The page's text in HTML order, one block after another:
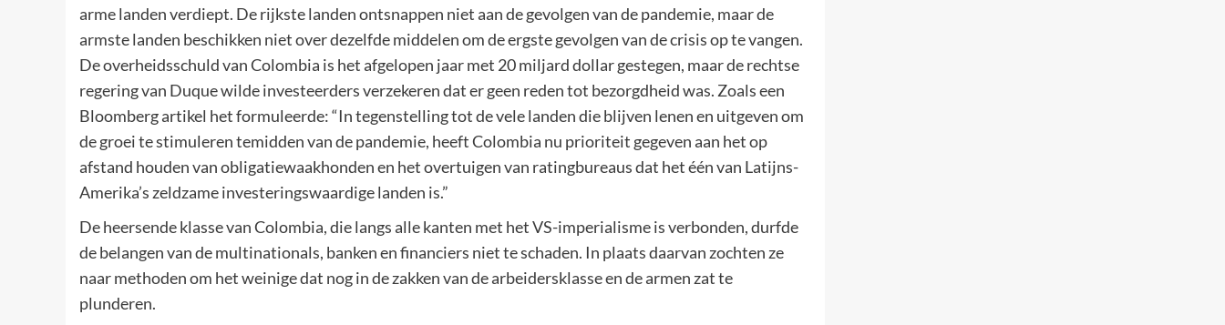
arme landen verdiept. De rijkste landen ontsnappen niet aan de gevolgen van de pandemie, maar de
armste landen beschikken niet over dezelfde middelen om de ergste gevolgen van de crisis op te vangen.
De overheidsschuld van Colombia is het afgelopen jaar met 20 miljard dollar gestegen, maar de rechtse
regering van Duque wilde investeerders verzekeren dat er geen reden tot bezorgdheid was. Zoals een
Bloomberg artikel het formuleerde: “In tegenstelling tot de vele landen die blijven lenen en uitgeven om
de groei te stimuleren temidden van de pandemie, heeft Colombia nu prioriteit gegeven aan het op
afstand houden van obligatiewaakhonden en het overtuigen van ratingbureaus dat het één van Latijns-
Amerika’s zeldzame investeringswaardige landen is.”
De heersende klasse van Colombia, die langs alle kanten met het VS-imperialisme is verbonden, durfde
de belangen van de multinationals, banken en financiers niet te schaden. In plaats daarvan zochten ze
naar methoden om het weinige dat nog in de zakken van de arbeidersklasse en de armen zat te
plunderen.